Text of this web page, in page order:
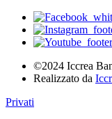
©2024 Iccrea
Realizzato da
Privati